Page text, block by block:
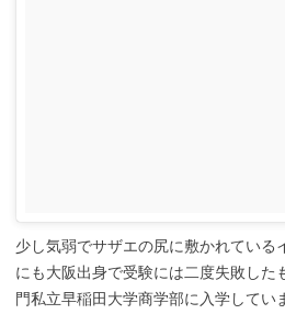
少し気弱でサザエの尻に敷かれている
にも大阪出身で受験には二度失敗した
門私立早稲田大学商学部に入学してい